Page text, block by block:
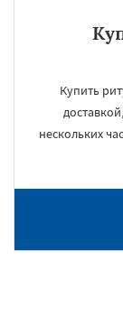
Купить
нескольких